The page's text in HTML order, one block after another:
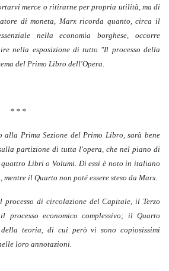
merce o ritirarne per propria utilità, ma di
di moneta, Marx ricorda quanto, circa il
nella economia borghese, occorre
nella esposizione di tutto "Il processo della
del Primo Libro dell'Opera.
alla Prima Sezione del Primo Libro, sarà bene
partizione di tutta l'opera, che nel piano di
quattro Libri o Volumi. Di essi è noto in italiano
il Quarto non poté essere steso da Marx.
di circolazione del Capitale, il Terzo
processo economico complessivo; il Quarto
teoria, di cui però vi sono copiosissimi
loro annotazioni.